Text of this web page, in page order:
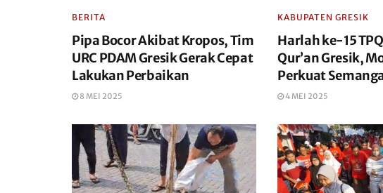
BERITA
Pipa Bocor Akibat Kropos, Tim
URC PDAM Gresik Gerak Cepat
Lakukan Perbaikan
8 MEI 2025
KABUPATEN GRESIK
Harlah ke-15
Qur’an Gresik,
Perkuat
4 MEI 2025